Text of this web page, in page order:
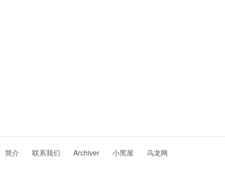
简介 联系我们 Archiver 小黑屋 乌龙网